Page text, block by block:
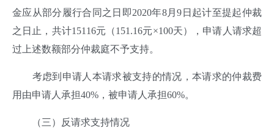
金应从部分履行合同之日即2020年8月9日起计至提起仲裁
之日止，共计15116元（151.16元×100天），申请人请求超
过上述数额部分仲裁庭不予支持。
考虑到申请人本请求被支持的情况，本请求的仲裁费
用由申请人承担40%，被申请人承担60%。
（三）反请求支持情况